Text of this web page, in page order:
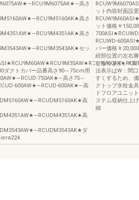
高さ
高さ
高さ
セッ
ダクトカバー品番高さ90～75cm用
750AK★―高さ75～
600AW★―RCUD-600AK★―高
高
高
ダ
ット内容対面設
ット価格￥
RCUWD-
バー価格￥
続部位置の左右
となります。※
法表示はW：間
すくするため、
クトップ水栓金
ドフロアユニッ
ステム収納仕上
細